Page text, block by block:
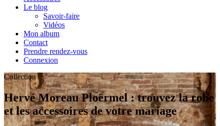
Le blog
Savoir-faire
Vidéos
Mon album
Contact
Prendre rendez-vous
Connexion
Collection
Hervé Moreau Ploërmel : trouvez la robe
et les accessoires de votre mariage